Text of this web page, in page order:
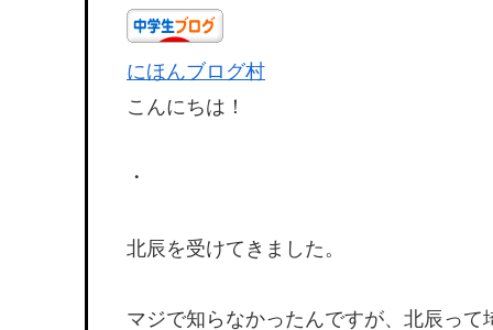
にほんブログ村
こんにちは！
・
北辰を受けてきました。
マジで知らなかったんですが、北辰って